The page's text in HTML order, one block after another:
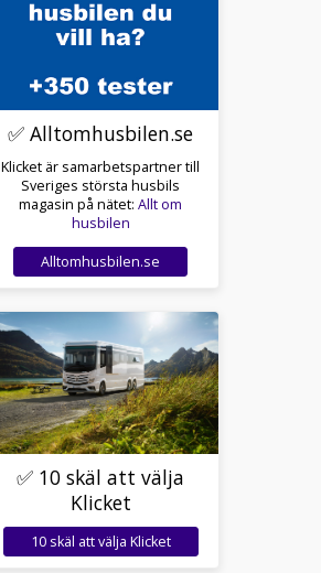
✅ Alltomhusbilen.se
Klicket är samarbetspartner till
Sveriges största husbils
magasin på nätet: Allt om
husbilen
Alltomhusbilen.se
✅ 10 skäl att välja
Klicket
10 skäl att välja Klicket